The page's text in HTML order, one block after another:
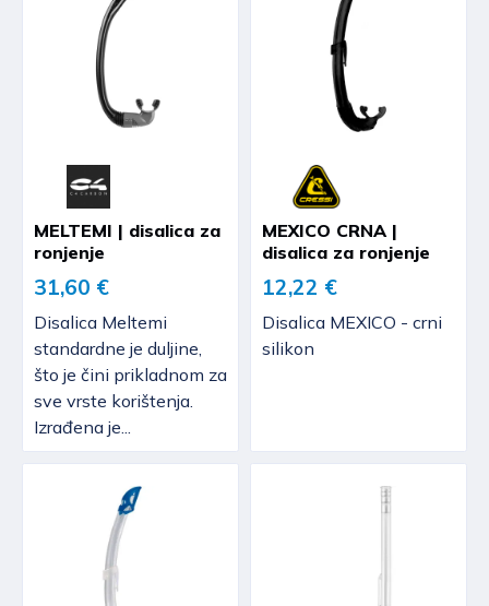
MELTEMI | disalica za
ronjenje
31,60 €
Disalica Meltemi
standardne je duljine,
što je čini prikladnom za
sve vrste korištenja.
Izrađena je...
MEXICO CRNA |
disalica za ronjenje
12,22 €
Disalica MEXICO - crni
silikon